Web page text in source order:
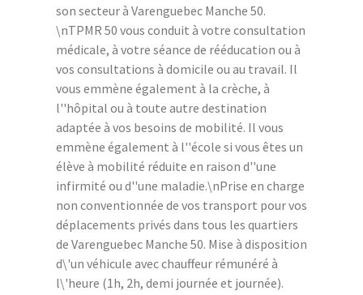
son secteur à Varenguebec Manche 50.
\nTPMR 50 vous conduit à votre consultation
médicale, à votre séance de rééducation ou à
vos consultations à domicile ou au travail. Il
vous emmène également à la crèche, à
l''hôpital ou à toute autre destination
adaptée à vos besoins de mobilité. Il vous
emmène également à l''école si vous êtes un
élève à mobilité réduite en raison d''une
infirmité ou d''une maladie.\nPrise en charge
non conventionnée de vos transport pour vos
déplacements privés dans tous les quartiers
de Varenguebec Manche 50. Mise à disposition
d\'un véhicule avec chauffeur rémunéré à
l\'heure (1h, 2h, demi journée et journée).